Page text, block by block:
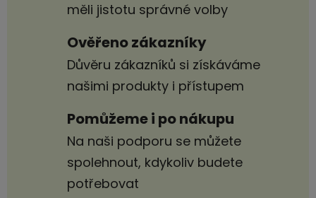
měli jistotu správné volby
Ověřeno zákazníky
Důvěru zákazníků si získáváme
našimi produkty i přístupem
Pomůžeme i po nákupu
Na naši podporu se můžete
spolehnout, kdykoliv budete
potřebovat